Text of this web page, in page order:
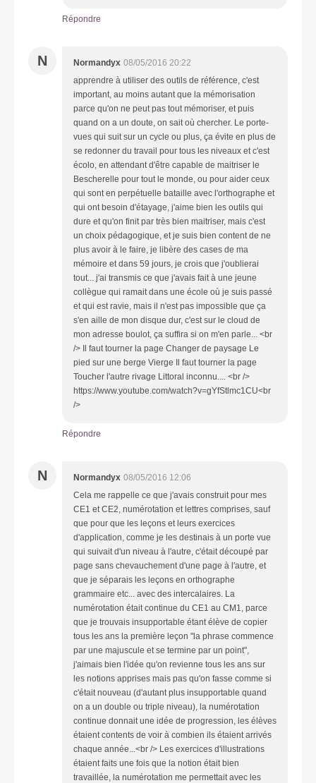
Répondre
N Normandyx 08/05/2016 20:22
apprendre à utiliser des outils de référence, c'est
important, au moins autant que la mémorisation
parce qu'on ne peut pas tout mémoriser, et puis
quand on a un doute, on sait où chercher. Le porte-
vues qui suit sur un cycle ou plus, ça évite en plus de
se redonner du travail pour tous les niveaux et c'est
écolo, en attendant d'être capable de maitriser le
Bescherelle pour tout le monde, ou pour aider ceux
qui sont en perpétuelle bataille avec l'orthographe et
qui ont besoin d'étayage, j'aime bien les outils qui
dure et qu'on finit par très bien maitriser, mais c'est
un choix pédagogique, et je suis bien content de ne
plus avoir à le faire, je libère des cases de ma
mémoire et dans 59 jours, je crois que j'oublierai
tout... j'ai transmis ce que j'avais fait à une jeune
collègue qui ramait dans une école où je suis passé
et qui est ravie, mais il n'est pas impossible que ça
s'en aille de mon disque dur, c'est sur le cloud de
mon adresse boulot, ça suffira si on m'en parle... <br
/> Il faut tourner la page Changer de paysage Le
pied sur une berge Vierge Il faut tourner la page
Toucher l'autre rivage Littoral inconnu.... <br />
https://www.youtube.com/watch?v=gYfStlmc1CU<br
/>
Répondre
N Normandyx 08/05/2016 12:06
Cela me rappelle ce que j'avais construit pour mes
CE1 et CE2, numérotation et lettres comprises, sauf
que pour que les leçons et leurs exercices
d'application, comme je les destinais à un porte vue
qui suivait d'un niveau à l'autre, c'était découpé par
page sans chevauchement d'une page à l'autre, et
que je séparais les leçons en orthographe
grammaire etc... avec des intercalaires. La
numérotation était continue du CE1 au CM1, parce
que je trouvais insupportable étant élève de copier
tous les ans la première leçon "la phrase commence
par une majuscule et se termine par un point",
j'aimais bien l'idée qu'on revienne tous les ans sur
les notions apprises mais pas qu'on fasse comme si
c'était nouveau (d'autant plus insupportable quand
on a un double ou triple niveau), la numérotation
continue donnait une idée de progression, les élèves
étaient contents de voir à combien ils étaient arrivés
chaque année...<br /> Les exercices d'illustrations
étaient faits une fois que la notion était bien
travaillée, la numérotation me permettait avec les